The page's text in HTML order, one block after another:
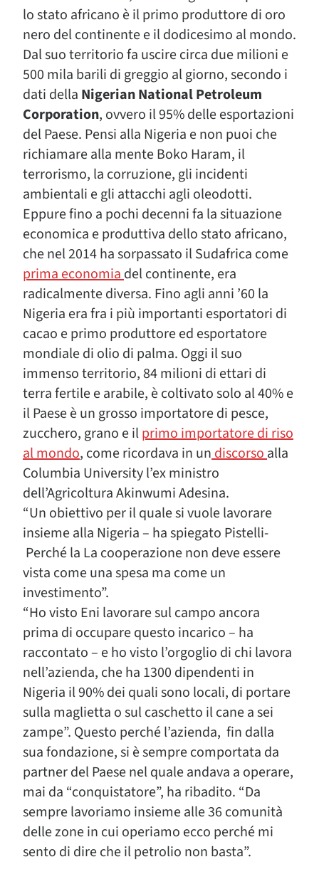
lo stato africano è il primo produttore di oro
nero del continente e il dodicesimo al mondo.
Dal suo territorio fa uscire circa due milioni e
500 mila barili di greggio al giorno, secondo i
dati della Nigerian National Petroleum
Corporation, ovvero il 95% delle esportazioni
del Paese. Pensi alla Nigeria e non puoi che
richiamare alla mente Boko Haram, il
terrorismo, la corruzione, gli incidenti
ambientali e gli attacchi agli oleodotti.
Eppure fino a pochi decenni fa la situazione
economica e produttiva dello stato africano,
che nel 2014 ha sorpassato il Sudafrica come
prima economiadel continente, era
radicalmente diversa. Fino agli anni ’60 la
Nigeria era fra i più importanti esportatori di
cacao e primo produttore ed esportatore
mondiale di olio di palma. Oggi il suo
immenso territorio, 84 milioni di ettari di
terra fertile e arabile, è coltivato solo al 40% e
il Paese è un grosso importatore di pesce,
zucchero, grano e ilprimo importatore di riso
al mondo, come ricordava in undiscorsoalla
Columbia University l’ex ministro
dell’Agricoltura Akinwumi Adesina.
“Un obiettivo per il quale si vuole lavorare
insieme alla Nigeria – ha spiegato Pistelli-
Perché la La cooperazione non deve essere
vista come una spesa ma come un
investimento”.
“Ho visto Eni lavorare sul campo ancora
prima di occupare questo incarico – ha
raccontato – e ho visto l’orgoglio di chi lavora
nell’azienda, che ha 1300 dipendenti in
Nigeria il 90% dei quali sono locali, di portare
sulla maglietta o sul caschetto il cane a sei
zampe”. Questo perché l’azienda, fin dalla
sua fondazione, si è sempre comportata da
partner del Paese nel quale andava a operare,
mai da “conquistatore”, ha ribadito. “Da
sempre lavoriamo insieme alle 36 comunità
delle zone in cui operiamo ecco perché mi
sento di dire che il petrolio non basta”.